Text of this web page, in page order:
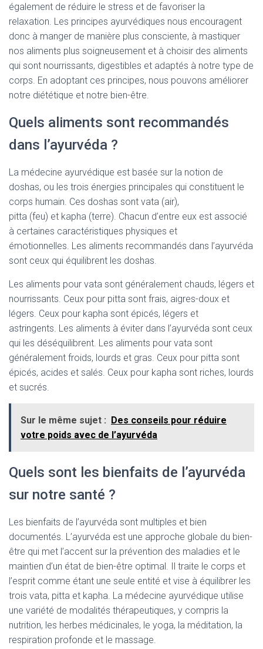
également de réduire le stress et de favoriser la
relaxation. Les principes ayurvédiques nous encouragent
donc à manger de manière plus consciente, à mastiquer
nos aliments plus soigneusement et à choisir des aliments
qui sont nourrissants, digestibles et adaptés à notre type de
corps. En adoptant ces principes, nous pouvons améliorer
notre diététique et notre bien-être.
Quels aliments sont recommandés
dans l’ayurvéda ?
La médecine ayurvédique est basée sur la notion de
doshas, ou les trois énergies principales qui constituent le
corps humain. Ces doshas sont vata (air),
pitta (feu) et kapha (terre) Chacun d’entre eux est associé
à certaines caractéristiques physiques et
émotionnelles. Les aliments recommandés dans l’ayurvéda
sont ceux qui équilibrent les doshas.
Les aliments pour vata sont généralement chauds, légers et
nourrissants. Ceux pour pitta sont frais, aigres-doux et
légers. Ceux pour kapha sont épicés, légers et
astringents. Les aliments à éviter dans l’ayurvéda sont ceux
qui les déséquilibrent. Les aliments pour vata sont
généralement froids, lourds et gras. Ceux pour pitta sont
épicés, acides et salés. Ceux pour kapha sont riches, lourds
et sucrés.
Sur le même sujet : Des conseils pour réduire
votre poids avec de l’ayurvéda
Quels sont les bienfaits de l’ayurvéda
sur notre santé ?
Les bienfaits de l’ayurvéda sont multiples et bien
documentés. L’ayurvéda est une approche globale du bien-
être qui met l’accent sur la prévention des maladies et le
maintien d’un état de bien-être optimal. Il traite le corps et
l’esprit comme étant une seule entité et vise à équilibrer les
trois vata, pitta et kapha La médecine ayurvédique utilise
une variété de modalités thérapeutiques, y compris la
nutrition, les herbes médicinales, le yoga, la méditation, la
respiration profonde et le massage.